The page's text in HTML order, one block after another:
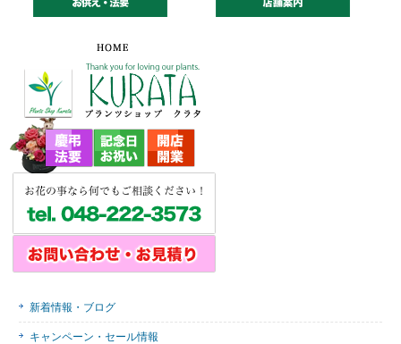
新着情報・ブログ
キャンペーン・セール情報